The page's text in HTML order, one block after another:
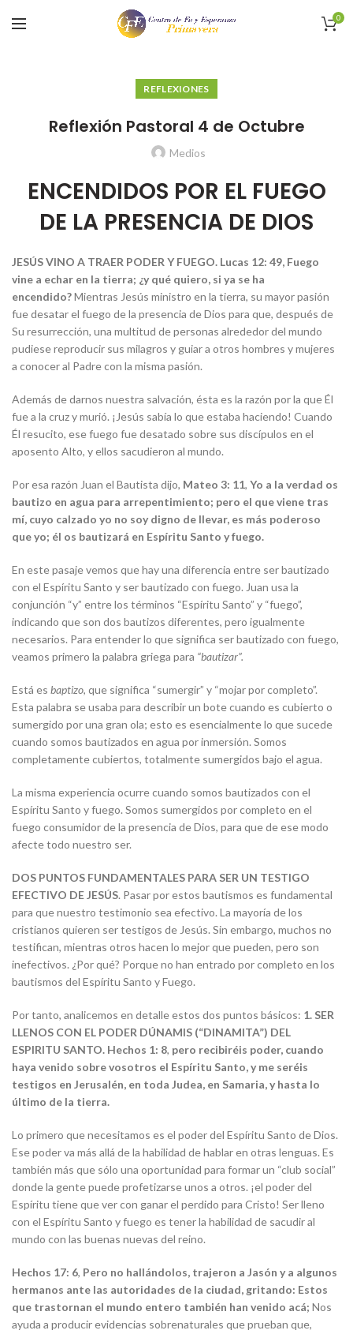
0
REFLEXIONES
Reflexión Pastoral 4 de Octubre
Medios
ENCENDIDOS POR EL FUEGO
DE LA PRESENCIA DE DIOS
JESÚS VINO A TRAER PODER Y FUEGO. Lucas 12: 49, Fuego
vine a echar en la tierra; ¿y qué quiero, si ya se ha
encendido?Mientras Jesús ministro en la tierra, su mayor pasión
fue desatar el fuego de la presencia de Dios para que, después de
Su resurrección, una multitud de personas alrededor del mundo
pudiese reproducir sus milagros y guiar a otros hombres y mujeres
a conocer al Padre con la misma pasión.
Además de darnos nuestra salvación, ésta es la razón por la que Él
fue a la cruz y murió. ¡Jesús sabía lo que estaba haciendo! Cuando
Él resucito, ese fuego fue desatado sobre sus discípulos en el
aposento Alto, y ellos sacudieron al mundo.
Por esa razón Juan el Bautista dijo, Mateo 3: 11, Yo a la verdad os
bautizo en agua para arrepentimiento; pero el que viene tras
mí, cuyo calzado yo no soy digno de llevar, es más poderoso
que yo; él os bautizará en Espíritu Santo y fuego.
En este pasaje vemos que hay una diferencia entre ser bautizado
con el Espíritu Santo y ser bautizado con fuego. Juan usa la
conjunción “y” entre los términos “Espíritu Santo” y “fuego”,
indicando que son dos bautizos diferentes, pero igualmente
necesarios. Para entender lo que significa ser bautizado con fuego,
veamos primero la palabra griega para “bautizar”.
Está es baptizo, que significa “sumergir” y “mojar por completo”.
Esta palabra se usaba para describir un bote cuando es cubierto o
sumergido por una gran ola; esto es esencialmente lo que sucede
cuando somos bautizados en agua por inmersión. Somos
completamente cubiertos, totalmente sumergidos bajo el agua.
La misma experiencia ocurre cuando somos bautizados con el
Espíritu Santo y fuego. Somos sumergidos por completo en el
fuego consumidor de la presencia de Dios, para que de ese modo
afecte todo nuestro ser.
DOS PUNTOS FUNDAMENTALES PARA SER UN TESTIGO
EFECTIVO DE JESÚS. Pasar por estos bautismos es fundamental
para que nuestro testimonio sea efectivo. La mayoría de los
cristianos quieren ser testigos de Jesús. Sin embargo, muchos no
testifican, mientras otros hacen lo mejor que pueden, pero son
inefectivos. ¿Por qué? Porque no han entrado por completo en los
bautismos del Espíritu Santo y Fuego.
Por tanto, analicemos en detalle estos dos puntos básicos: 1. SER
LLENOS CON EL PODER DÚNAMIS (“DINAMITA”) DEL
ESPIRITU SANTO. Hechos 1: 8, pero recibiréis poder, cuando
haya venido sobre vosotros el Espíritu Santo, y me seréis
testigos en Jerusalén, en toda Judea, en Samaria, y hasta lo
último de la tierra.
Lo primero que necesitamos es el poder del Espíritu Santo de Dios.
Ese poder va más allá de la habilidad de hablar en otras lenguas. Es
también más que sólo una oportunidad para formar un “club social”
donde la gente puede profetizarse unos a otros. ¡el poder del
Espíritu tiene que ver con ganar el perdido para Cristo! Ser lleno
con el Espíritu Santo y fuego es tener la habilidad de sacudir al
mundo con las buenas nuevas del reino.
Hechos 17: 6, Pero no hallándolos, trajeron a Jasón y a algunos
hermanos ante las autoridades de la ciudad, gritando: Estos
que trastornan el mundo entero también han venido acá; Nos
ayuda a producir evidencias sobrenaturales que prueban que,